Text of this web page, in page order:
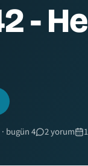
-
bugün 4 2 yorum